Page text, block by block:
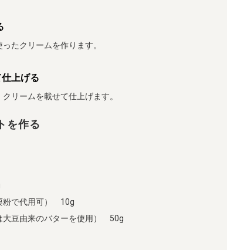
たクリームを作ります。
上げる
リームを載せて仕上げます。
を作る
粉で代用可） 10g
大豆由来のバターを使用） 50g